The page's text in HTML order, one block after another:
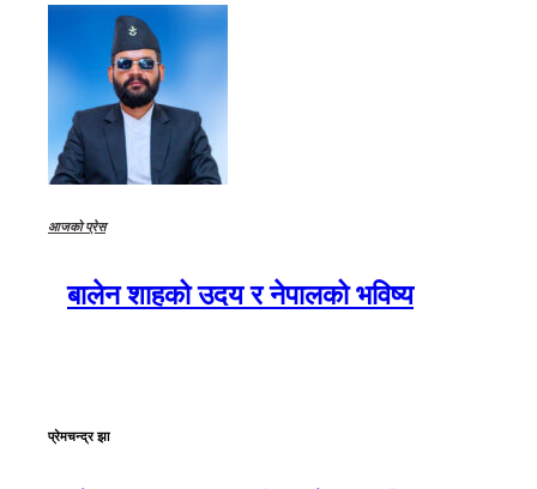
आजको प्रेस
बालेन शाहको उदय र नेपालको भविष्य
प्रेमचन्द्र झा